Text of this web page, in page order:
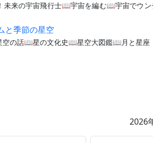
来の宇宙飛行士📖宇宙を編む📖宇宙でウ
季節の星空
の話📖星の文化史📖星空大図鑑📖月と星座
2026